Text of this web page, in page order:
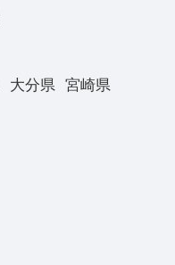
大分県
宮崎県